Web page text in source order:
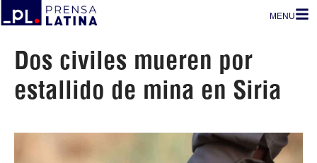
MENU
Dos civiles mueren por
estallido de mina en Siria